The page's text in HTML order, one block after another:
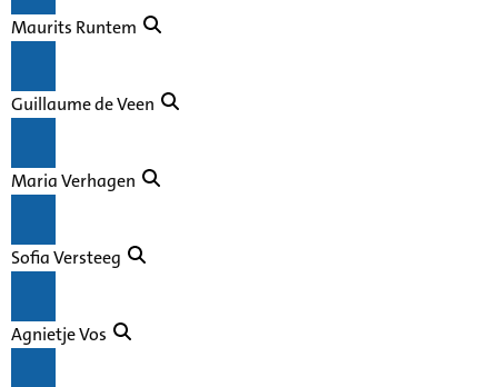
Maurits Runtem
Guillaume de Veen
Maria Verhagen
Sofia Versteeg
Agnietje Vos